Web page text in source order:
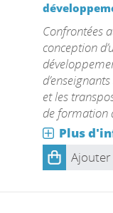
Confrontées
conception
et les
de formation
Plus